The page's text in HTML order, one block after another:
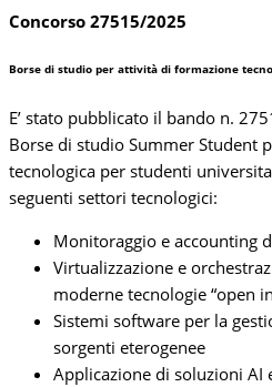
Concorso 27515/2025
Borse di studio per attività di formazione
E’ stato pubblicato il bando n.
Borse di studio Summer Student
tecnologica per studenti
seguenti settori tecnologici:
Monitoraggio e accounting
Virtualizzazione e
moderne tecnologie “open
Sistemi software per la
sorgenti eterogenee
Applicazione di soluzioni